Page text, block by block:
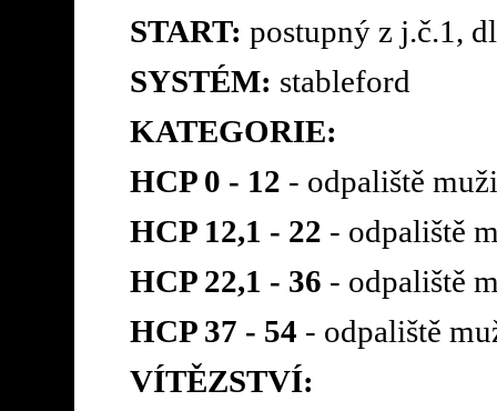
START: postupný z j.č.1,
SYSTÉM: stableford
KATEGORIE:
HCP 0 - 12 - odpaliště
HCP 12,1 - 22 - odpaliště
HCP 22,1 - 36 - odpaliště
HCP 37 - 54 - odpaliště
VÍTĚZSTVÍ: